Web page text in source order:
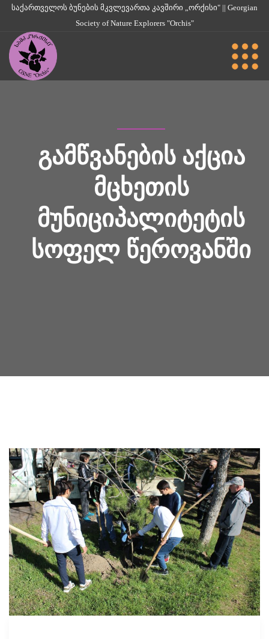
საქართველოს ბუნების მკვლევართა კავშირი „ორქისი" || Georgian
Society of Nature Explorers "Orchis"
ᲒᲐᲛᲬᲕᲐᲜᲔᲑᲘᲡ ᲐᲥᲪᲘᲐ
ᲛᲪᲮᲔᲗᲘᲡ
ᲛᲣᲜᲘᲪᲘᲞᲐᲚᲘᲢᲔᲢᲘᲡ
ᲡᲝᲤᲔᲚ ᲬᲔᲠᲝᲕᲐᲜᲨᲘ